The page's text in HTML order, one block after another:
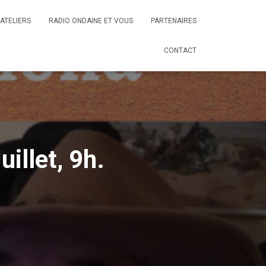
ATELIERS RADIO ONDAINE ET VOUS PARTENAIRES
CONTACT
9h.